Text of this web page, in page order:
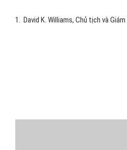
1. David K. Williams, Chủ tịch và